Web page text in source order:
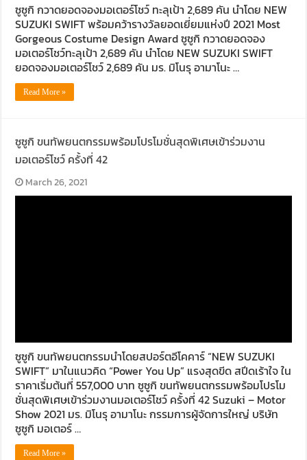
ซูซูกิ กวาดยอดจองมอเตอร์โชว์ ทะลุเป้า 2,689 คัน นำโดย NEW
SUZUKI SWIFT พร้อมคว้ารางวัลยอดเยี่ยมแห่งปี 2021 Most
Gorgeous Costume Design Award ซูซูกิ กวาดยอดจอง
มอเตอร์โชว์ทะลุเป้า 2,689 คัน นำโดย NEW SUZUKI SWIFT
ยอดจองมอเตอร์โชว์ 2,689 คัน มร. มิโนรุ อามาโนะ …
Read More »
ซูซูกิ ขนทัพยนตกรรมพร้อมโปรโมชั่นสุดพิเศษเข้าร่วมงาน
มอเตอร์โชว์ ครั้งที่ 42
March 26, 2021
ซูซูกิ ขนทัพยนตกรรมนำโดยสปอร์ตอีโคคาร์ “NEW SUZUKI
SWIFT” มาในแนวคิด “Power You Up” แรงสุดขีด สปีดเร้าใจ ใน
ราคาเริ่มต้นที่ 557,000 บาท ซูซูกิ ขนทัพยนตกรรมพร้อมโปรโม
ชั่นสุดพิเศษเข้าร่วมงานมอเตอร์โชว์ ครั้งที่ 42 Suzuki – Motor
Show 2021 มร. มิโนรุ อามาโนะ กรรมการผู้จัดการใหญ่ บริษัท
ซูซูกิ มอเตอร์ …
Read More »